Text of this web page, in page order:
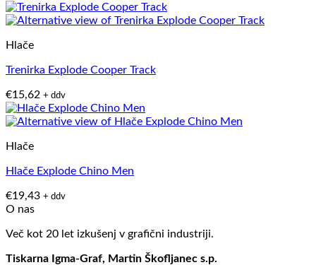
Hlače
Trenirka Explode Cooper Track
€15,62 + ddv
Hlače
Hlače Explode Chino Men
€19,43 + ddv
O nas
Več kot 20 let izkušenj v grafični industriji.
Tiskarna Igma-Graf, Martin Škofljanec s.p.